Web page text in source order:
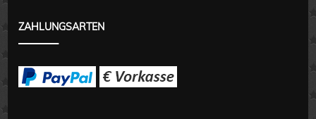
ZAHLUNGSARTEN